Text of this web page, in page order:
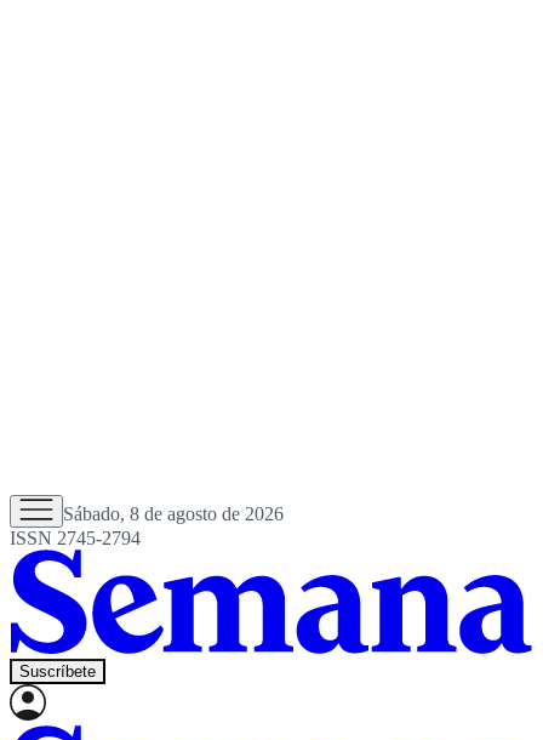
Sábado, 8 de agosto de 2026
ISSN 2745-2794
Suscríbete